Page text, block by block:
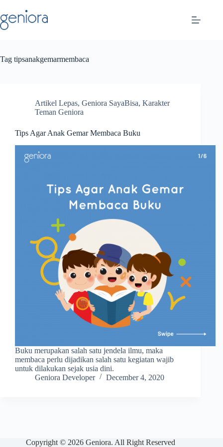
to
content
Tag tipsanakgemarmembaca
Artikel Lepas, Geniora SayaBisa, Karakter
Teman Geniora
Tips Agar Anak Gemar Membaca Buku
Buku merupakan salah satu jendela ilmu, maka
membaca perlu dijadikan salah satu kegiatan wajib
untuk dilakukan sejak usia dini.
Geniora Developer
December 4, 2020
Copyright © 2026 Geniora. All Right Reserved